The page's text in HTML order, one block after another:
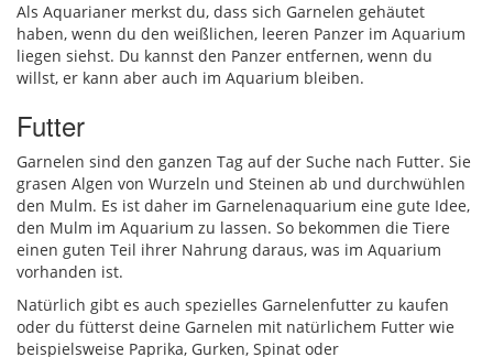
Als Aquarianer merkst du, dass sich Garnelen gehäutet
haben, wenn du den weißlichen, leeren Panzer im Aquarium
liegen siehst. Du kannst den Panzer entfernen, wenn du
willst, er kann aber auch im Aquarium bleiben.
Futter
Garnelen sind den ganzen Tag auf der Suche nach Futter. Sie
grasen Algen von Wurzeln und Steinen ab und durchwühlen
den Mulm. Es ist daher im Garnelenaquarium eine gute Idee,
den Mulm im Aquarium zu lassen. So bekommen die Tiere
einen guten Teil ihrer Nahrung daraus, was im Aquarium
vorhanden ist.
Natürlich gibt es auch spezielles Garnelenfutter zu kaufen
oder du fütterst deine Garnelen mit natürlichem Futter wie
beispielsweise Paprika, Gurken, Spinat oder